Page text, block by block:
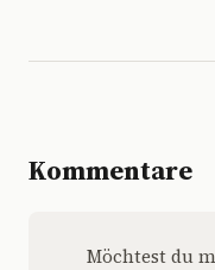
Kommentare
Möchtest du